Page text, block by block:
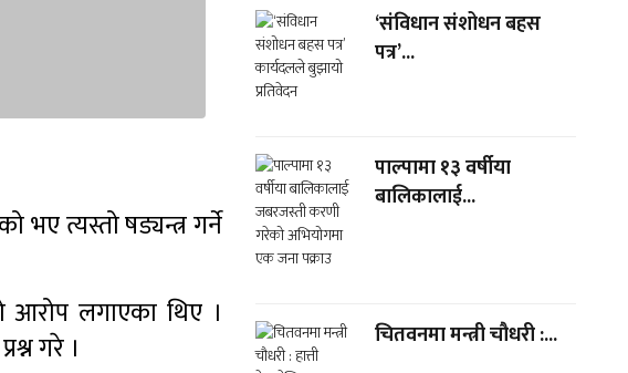
भए त्यस्तो षड्यन्त्र गर्ने
आरोप लगाएका थिए ।
गरे ।
‘संविधान संशोधन बहस
पत्र’...
पाल्पामा १३ वर्षीया
बालिकालाई...
चितवनमा मन्त्री चौधरी :...